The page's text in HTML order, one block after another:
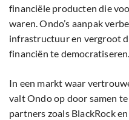
financiële producten die
waren. Ondo’s aanpak
infrastructuur en vergroot
financiën te democratiseren.
In een markt waar
valt Ondo op door samen
partners zoals BlackRock